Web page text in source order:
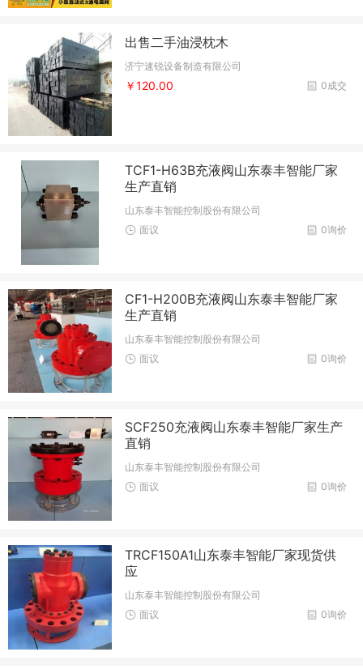
出售二手油浸枕木
济宁速锐设备制造有限公司
0成交
￥120.00
TCF1-H63B充液阀山东泰丰智能厂家
生产直销
山东泰丰智能控制股份有限公司
0询价
面议
CF1-H200B充液阀山东泰丰智能厂家
生产直销
山东泰丰智能控制股份有限公司
0询价
面议
SCF250充液阀山东泰丰智能厂家生产
直销
山东泰丰智能控制股份有限公司
0询价
面议
TRCF150A1山东泰丰智能厂家现货供
应
山东泰丰智能控制股份有限公司
0询价
面议